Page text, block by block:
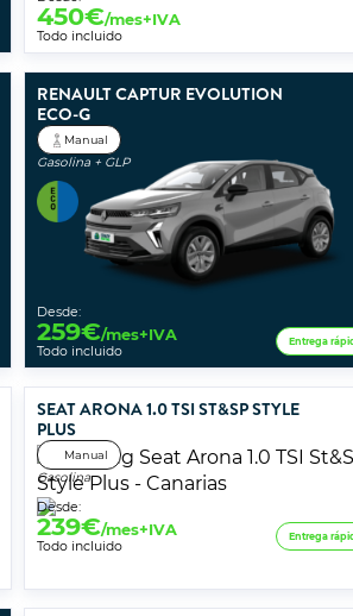
450€/mes+IVA
Todo incluido
RENAULT CAPTUR EVOLUTION
ECO-G
Manual
Gasolina + GLP
Desde:
259€/mes+IVA
Todo incluido
Entrega
SEAT ARONA 1.0 TSI ST&SP STYLE
PLUS
Manual
Gasolina
Desde:
239€/mes+IVA
Todo incluido
Entrega